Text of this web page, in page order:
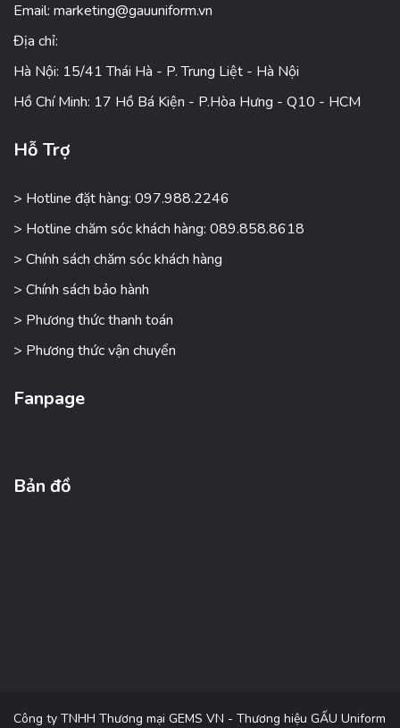
Email: marketing@gauuniform.vn
Địa chỉ:
Hà Nội: 15/41 Thái Hà - P. Trung Liệt - Hà Nội
Hồ Chí Minh: 17 Hồ Bá Kiện - P.Hòa Hưng - Q10 - HCM
Hỗ Trợ
> Hotline đặt hàng: 097.988.2246
> Hotline chăm sóc khách hàng: 089.858.8618
> Chính sách chăm sóc khách hàng
> Chính sách bảo hành
> Phương thức thanh toán
> Phương thức vận chuyển
Fanpage
Bản đồ
Công ty TNHH Thương mại GEMS VN - Thương hiệu GẤU Uniform